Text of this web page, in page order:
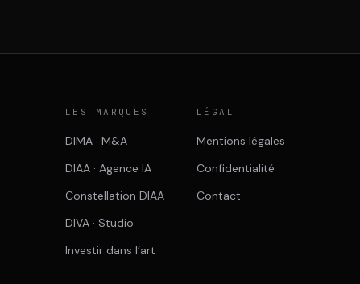
LES MARQUES
DIMA · M&A
DIAA · Agence IA
Constellation DIAA
DIVA · Studio
Investir dans l’art
LÉGAL
Mentions légales
Confidentialité
Contact